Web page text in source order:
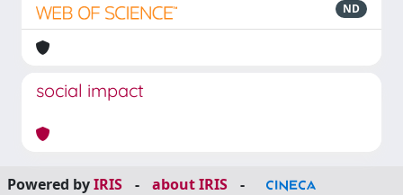
ND
social impact
Powered byIRIS - about IRIS -